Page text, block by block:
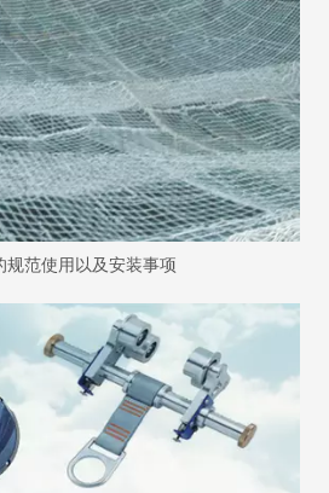
规范使用以及安装事项